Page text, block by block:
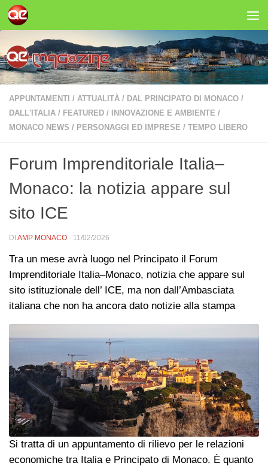
Salta al contenuto
APPUNTAMENTI / ATTUALITÀ / DAL PRINCIPATO DI MONACO /
DALL'ITALIA / FEATURED / INNOVAZIONE E AMBIENTE /
MONACO NEWS / PERSONAGGI ED IMPRESE / TEMPO LIBERO
Forum Imprenditoriale Italia–
Monaco: la notizia appare sul
sito ICE
DI AMP MONACO · 11/02/2026
Tra un mese avrà luogo nel Principato il Forum
Imprenditoriale Italia–Monaco, notizia che appare sul
sito istituzionale dell’ ICE, ma non dall’Ambasciata
italiana che non ha ancora dato notizie alla stampa
Si tratta di un appuntamento di rilievo per le relazioni
economiche tra Italia e Principato di Monaco. È quanto